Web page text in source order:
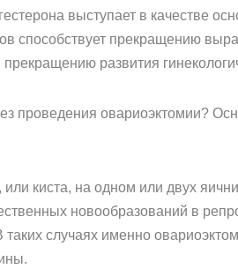
выступает в качестве
способствует прекращению
развития
проведения овариоэктомии?
киста, на одном или двух
новообразований в
случаях именно